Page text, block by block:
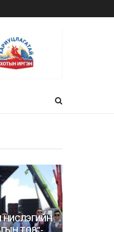
НИСЛЭГИЙН
ТӨВ”-